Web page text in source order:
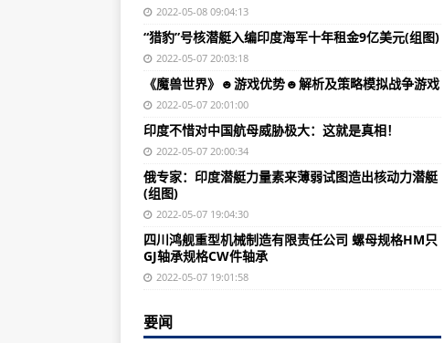
俄专家：印度潜艇力量素来薄弱试图造出
中国造56式冲锋枪：老外眼中的中国仿制版
我国空管业正快速向世界航空发达国家行
战斗机情况下，场外迫降不仅没有机场可
四川鸿舰重型机械制造有限责任公司 螺母
美空军RC-135U型侦察机威慑和掌控局势！
“国货航”党委书记拟引入社会资本规模超
中国命运的三次战略决战（著名的三大战
中国2018年2月5日陆基中段拦截技术试
如何同时提高喷气发动机的效率和推进效
2022-05-08 09:04:13
“猎豹”号核潜艇入编印度海军十年租金9亿美元(组图)
2022-05-07 20:03:18
《魔兽世界》☻游戏优势☻解析及策略模拟战争游戏
2022-05-07 20:01:00
印度不惜对中国航母威胁极大：这就是真相！
2022-05-07 20:00:34
俄专家：印度潜艇力量素来薄弱试图造出核动力潜艇
(组图)
2022-05-07 19:04:30
四川鸿舰重型机械制造有限责任公司 螺母规格HM只
GJ轴承规格CW件轴承
2022-05-07 19:01:58
要闻